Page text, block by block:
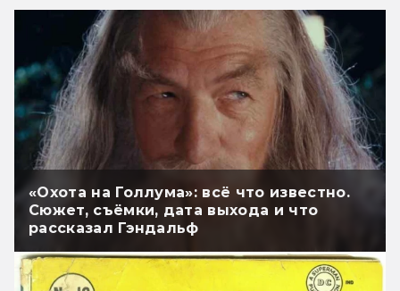
«Охота на Голлума»: всё что известно.
Сюжет, съёмки, дата выхода и что
рассказал Гэндальф